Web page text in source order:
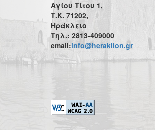
Αγίου Τίτου 1,
Τ.Κ. 71202,
Ηράκλειο
Τηλ.: 2813-409000
email:info@heraklion.gr